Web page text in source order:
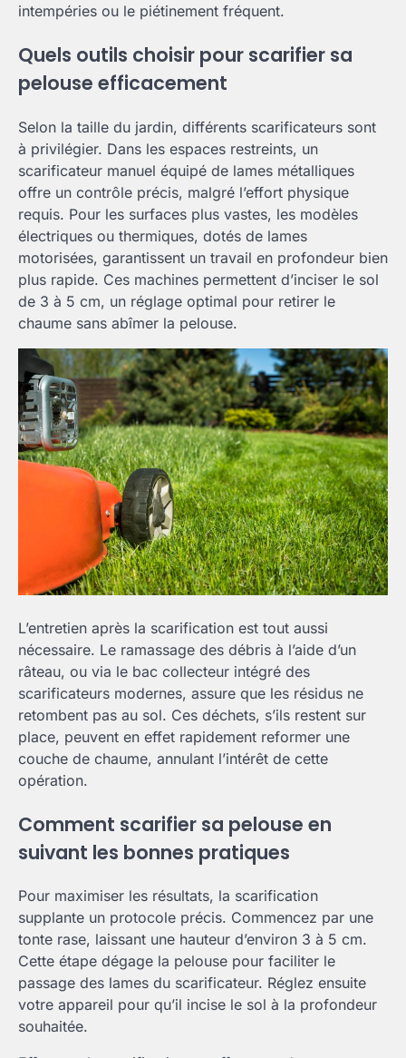
intempéries ou le piétinement fréquent.
Quels outils choisir pour scarifier sa
pelouse efficacement
Selon la taille du jardin, différents scarificateurs sont
à privilégier. Dans les espaces restreints, un
scarificateur manuel équipé de lames métalliques
offre un contrôle précis, malgré l’effort physique
requis. Pour les surfaces plus vastes, les modèles
électriques ou thermiques, dotés de lames
motorisées, garantissent un travail en profondeur bien
plus rapide. Ces machines permettent d’inciser le sol
de 3 à 5 cm, un réglage optimal pour retirer le
chaume sans abîmer la pelouse.
L’entretien après la scarification est tout aussi
nécessaire. Le ramassage des débris à l’aide d’un
râteau, ou via le bac collecteur intégré des
scarificateurs modernes, assure que les résidus ne
retombent pas au sol. Ces déchets, s’ils restent sur
place, peuvent en effet rapidement reformer une
couche de chaume, annulant l’intérêt de cette
opération.
Comment scarifier sa pelouse en
suivant les bonnes pratiques
Pour maximiser les résultats, la scarification
supplante un protocole précis. Commencez par une
tonte rase, laissant une hauteur d’environ 3 à 5 cm.
Cette étape dégage la pelouse pour faciliter le
passage des lames du scarificateur. Réglez ensuite
votre appareil pour qu’il incise le sol à la profondeur
souhaitée.